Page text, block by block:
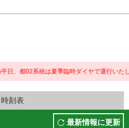
02系統は夏季臨時ダイヤで運行いたします
時刻表
最新情報に更新